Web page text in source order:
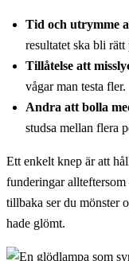
Tid och utrymme
resultatet ska bli rätt
Tillåtelse att
vågar man testa fler.
Andra att bolla
studsa mellan flera
Ett enkelt knep är att
funderingar
tillbaka ser du mönster
hade glömt.